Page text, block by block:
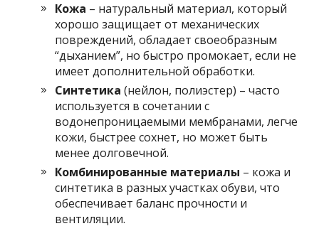
Кожа – натуральный материал, который
хорошо защищает от механических
повреждений, обладает своеобразным
“дыханием”, но быстро промокает, если не
имеет дополнительной обработки.
Синтетика (нейлон, полиэстер) – часто
используется в сочетании с
водонепроницаемыми мембранами, легче
кожи, быстрее сохнет, но может быть
менее долговечной.
Комбинированные материалы – кожа и
синтетика в разных участках обуви, что
обеспечивает баланс прочности и
вентиляции.